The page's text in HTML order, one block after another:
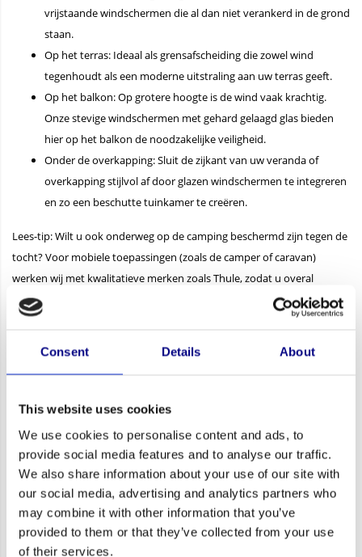
Consent Details About
This website uses cookies
We use cookies to personalise content and ads, to
provide social media features and to analyse our traffic.
We also share information about your use of our site with
our social media, advertising and analytics partners who
may combine it with other information that you’ve
provided to them or that they’ve collected from your use
of their services.
vrijstaande windschermen die al dan niet verankerd in de grond
staan.
Op het terras: Ideaal als grensafscheiding die zowel wind
tegenhoudt als een moderne uitstraling aan uw terras geeft.
Op het balkon: Op grotere hoogte is de wind vaak krachtig.
Onze stevige windschermen met gehard gelaagd glas bieden
hier op het balkon de noodzakelijke veiligheid.
Onder de overkapping: Sluit de zijkant van uw veranda of
overkapping stijlvol af door glazen windschermen te integreren
en zo een beschutte tuinkamer te creëren.
Lees-tip: Wilt u ook onderweg op de camping beschermd zijn tegen de
tocht? Voor mobiele toepassingen (zoals de camper of caravan)
werken wij met kwalitatieve merken zoals Thule, zodat u overal
flexibele windschermen kunt opzetten.
Bij Online Balustrade geloven we in transparantie. Daarom vindt u in
onze online configurator direct de actuele prijzen van al onze vaste en
maken uitsluitend gebruik van onderhoudsvriendelijke materialen
zoals thermisch verzinkt staal, geanodiseerd aluminium en rvs-
glasklemmen. Dit garandeert een lange levensduur en voorkomt
corrosie, zelfs in uitdagende weersomstandigheden. Bovendien
voldoen al onze vaste windschermen aan de strengste NEN-
veiligheidsnormen voor windbelasting.